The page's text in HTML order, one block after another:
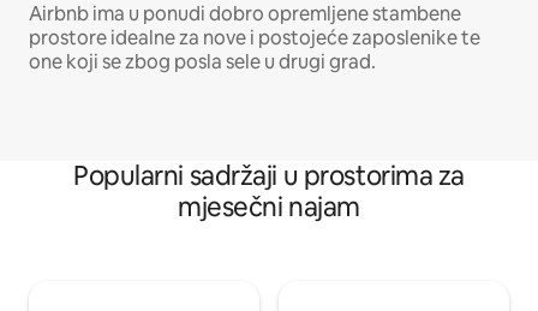
Airbnb ima u ponudi dobro opremljene stambene
prostore idealne za nove i postojeće zaposlenike te
one koji se zbog posla sele u drugi grad.
Popularni sadržaji u prostorima za
mjesečni najam